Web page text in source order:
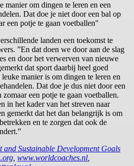
manier om dingen te leren en een
Dat doe je niet door een bal op
een potje te gaan voetballen"
landen een toekomst te
”En dat doen we door aan de slag
en door het verwerven van nieuwe
dat sport daarbij heel goed
manier is om dingen te leren en
Dat doe je dus niet door een
een potje te gaan voetballen.
in het kader van het streven naar
gemerkt dat het dan belangrijk is om
en te zorgen dat ook de
and Sustainable Development Goals
, www.worldcoaches.nl,